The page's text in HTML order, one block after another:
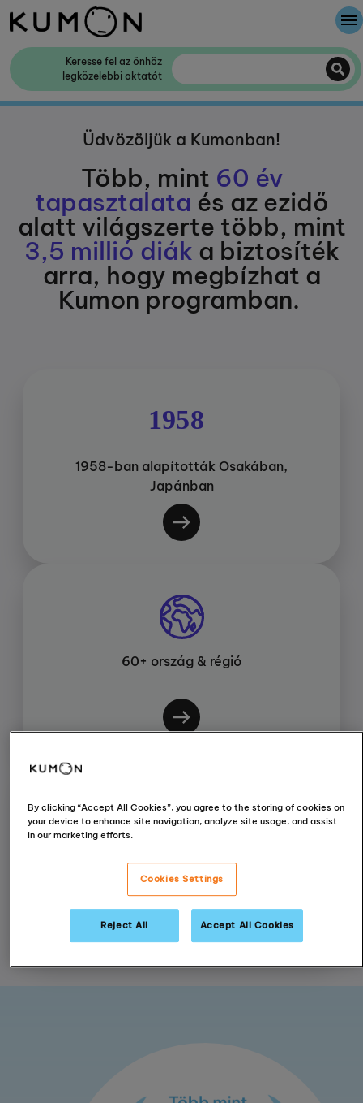
Keresse fel az önhöz
legközelebbi oktatót
Üdvözöljük a Kumonban!
Több, mint 60 év
tapasztalata és az ezidő
alatt világszerte több, mint
3,5 millió diák a biztosíték
arra, hogy megbízhat a
Kumon programban.
1958-ban alapították Osakában,
Japánban
60+ ország & régió
A cégről
A Kumon Módszer
Kumon történelme
By clicking “Accept All Cookies”, you agree to the storing of cookies on
your device to enhance site navigation, analyze site usage, and assist
in our marketing efforts.
Cookies Settings
Reject All Accept All Cookies